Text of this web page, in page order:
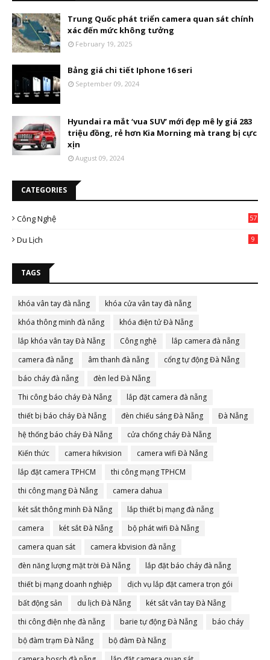
Trung Quốc phát triển camera quan sát chính
xác đến mức không tưởng
February 19, 2025
Bảng giá chi tiết Iphone 16 seri
September 09, 2024
Hyundai ra mắt ‘vua SUV’ mới đẹp mê ly giá 283
triệu đồng, rẻ hơn Kia Morning mà trang bị cực
xịn
August 09, 2024
CATEGORIES
Công Nghệ 57
Du Lịch 9
TAGS
khóa vân tay đà nẵng
khóa cửa vân tay đà nẵng
khóa thông minh đà nẵng
khóa điện tử Đà Nẵng
lắp khóa vân tay Đà Nẵng
Công nghệ
lắp camera đà nẵng
camera đà nẵng
âm thanh đà nẵng
cổng tự động Đà Nẵng
báo cháy đà nẵng
đèn led Đà Nẵng
Thi công báo cháy Đà Nẵng
lắp đặt camera đà nẵng
thiết bị báo cháy Đà Nẵng
đèn chiếu sáng Đà Nẵng
Đà Nẵng
hệ thống báo cháy Đà Nẵng
cửa chống cháy Đà Nẵng
Kiến thức
camera hikvision
camera wifi Đà Nẵng
lắp đặt camera TPHCM
thi công mạng TPHCM
thi công mạng Đà Nẵng
camera dahua
két sắt thông minh Đà Nẵng
lắp thiết bị mạng đà nẵng
camera
két sắt Đà Nẵng
bộ phát wifi Đà Nẵng
camera quan sát
camera kbvision đà nẵng
đèn năng lượng mặt trời Đà Nẵng
lắp đặt báo cháy đà nẵng
thiết bị mạng doanh nghiệp
dịch vụ lắp đặt camera trọn gói
bất động sản
du lịch Đà Nẵng
két sắt vân tay Đà Nẵng
thi công điện nhẹ đà nẵng
barie tự động Đà Nẵng
báo cháy
bộ đàm trạm Đà Nẵng
bộ đàm Đà Nẵng